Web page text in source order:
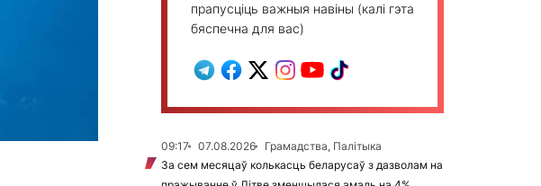
прапусціць важныя навіны (калі гэта
бяспечна для вас)
09:17 07.08.2026
Грамадства, Палітыка
За сем месяцаў колькасць беларусаў з дазволам на